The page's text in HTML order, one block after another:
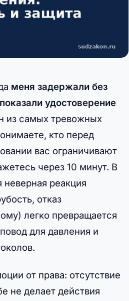
меня задержали без
удостоверение
из самых тревожных
кто перед
вас ограничивают
через 10 минут. В
реакция
отказ
легко превращается
для давления и
от права: отсутствие
не делает действия